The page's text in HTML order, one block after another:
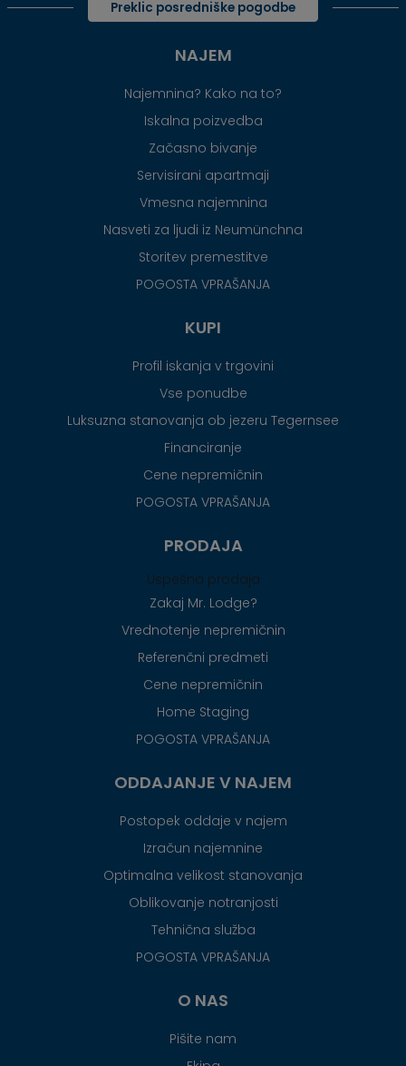
Preklic posredniške pogodbe
NAJEM
Najemnina? Kako na to?
Iskalna poizvedba
Začasno bivanje
Servisirani apartmaji
Vmesna najemnina
Nasveti za ljudi iz Neumünchna
Storitev premestitve
POGOSTA VPRAŠANJA
KUPI
Profil iskanja v trgovini
Vse ponudbe
Luksuzna stanovanja ob jezeru Tegernsee
Financiranje
Cene nepremičnin
POGOSTA VPRAŠANJA
PRODAJA
Uspešna prodaja
Zakaj Mr. Lodge?
Vrednotenje nepremičnin
Referenčni predmeti
Cene nepremičnin
Home Staging
POGOSTA VPRAŠANJA
ODDAJANJE V NAJEM
Postopek oddaje v najem
Izračun najemnine
Optimalna velikost stanovanja
Oblikovanje notranjosti
Tehnična služba
POGOSTA VPRAŠANJA
O NAS
Pišite nam